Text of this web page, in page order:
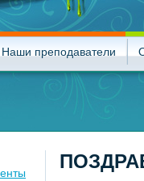
Наши преподаватели